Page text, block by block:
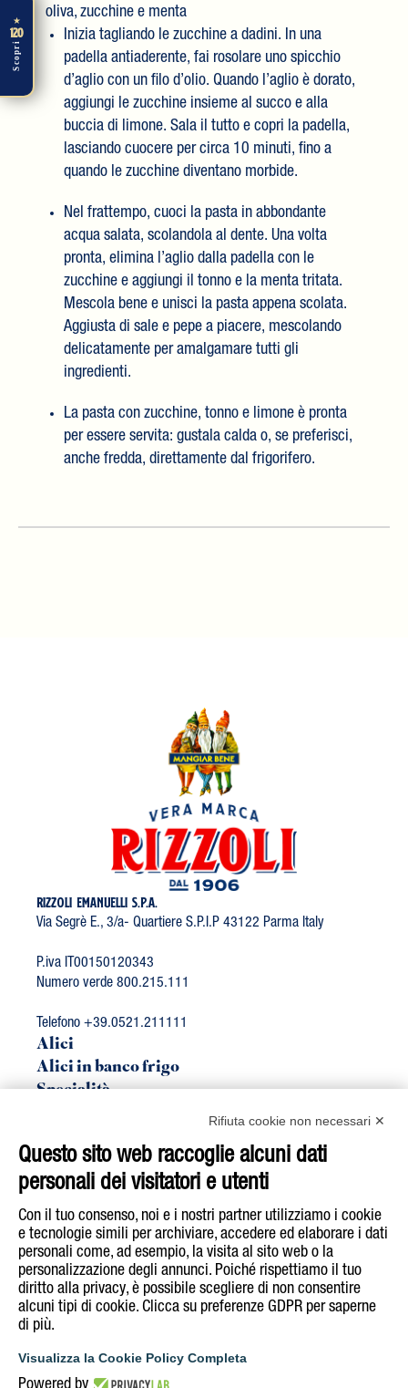
oliva, zucchine e menta
Inizia tagliando le zucchine a dadini. In una
padella antiaderente, fai rosolare uno spicchio
d’aglio con un filo d’olio. Quando l’aglio è dorato,
aggiungi le zucchine insieme al succo e alla
buccia di limone. Sala il tutto e copri la padella,
lasciando cuocere per circa 10 minuti, fino a
quando le zucchine diventano morbide.
Nel frattempo, cuoci la pasta in abbondante
acqua salata, scolandola al dente. Una volta
pronta, elimina l’aglio dalla padella con le
zucchine e aggiungi il tonno e la menta tritata.
Mescola bene e unisci la pasta appena scolata.
Aggiusta di sale e pepe a piacere, mescolando
delicatamente per amalgamare tutti gli
ingredienti.
La pasta con zucchine, tonno e limone è pronta
per essere servita: gustala calda o, se preferisci,
anche fredda, direttamente dal frigorifero.
RIZZOLI EMANUELLI S.P.A.
Via Segrè E., 3/a- Quartiere S.P.I.P 43122 Parma Italy
P.iva IT00150120343
Numero verde 800.215.111
Telefono +39.0521.211111
Alici
Alici in banco frigo
Specialità
Tonno
Acquista su
E-Shop
Segui Rizzoli Emanuelli su
COOKIE & PRIVACY POLICY
DICHIARAZIONE DI ACCESSIBILITÀ
★
120
Scopri
Rifiuta cookie non necessari ✕
Questo sito web raccoglie alcuni dati
personali dei visitatori e utenti
Con il tuo consenso, noi e i nostri partner utilizziamo i cookie
e tecnologie simili per archiviare, accedere ed elaborare i dati
personali come, ad esempio, la visita al sito web o la
personalizzazione degli annunci. Poiché rispettiamo il tuo
diritto alla privacy, è possibile scegliere di non consentire
alcuni tipi di cookie. Clicca su preferenze GDPR per saperne
di più.
Visualizza la Cookie Policy Completa